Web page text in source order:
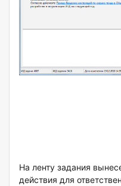
На ленту задания
действия для